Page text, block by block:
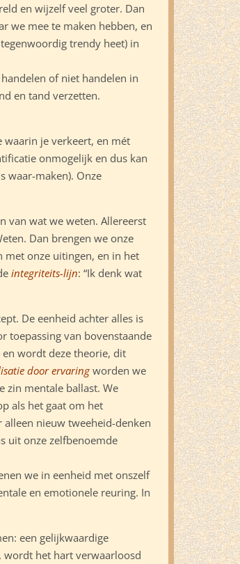
en wijzelf veel groter. Dan
we mee te maken hebben, en
trendy heet) in
of niet handelen in
en tand verzetten.
je verkeert, en mét
onmogelijk en dus kan
waar-maken). Onze
van wat we weten. Allereerst
Dan brengen we onze
met onze uitingen, en in het
integriteits-lijn: “Ik denk wat
De eenheid achter alles is
toepassing van bovenstaande
wordt deze theorie, dit
door ervaringworden we
zin mentale ballast. We
als het gaat om het
nieuw tweeheid-denken
uit onze zelfbenoemde
we in eenheid met onszelf
en emotionele reuring. In
een gelijkwaardige
het hart verwaarloosd